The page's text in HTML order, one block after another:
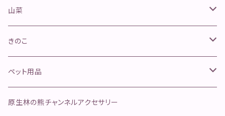
山菜
山菜きのこセット
ネマガリタケセット
ふきのとう
きのこ
松茸
舞茸
ペット用品
金櫛
原生林の熊チャンネルアクセサリー